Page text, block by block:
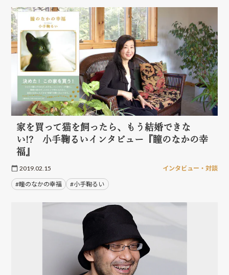
家を買って猫を飼ったら、もう結婚できな
い!? 小手鞠るいインタビュー『瞳のなかの幸
福』
2019.02.15 インタビュー・対談
#瞳のなかの幸福 #小手鞠るい